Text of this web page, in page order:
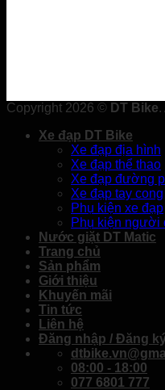
Copyright 2026 © DT Bike.
Xe đạp DT Bike
Xe đạp địa hình
Xe đạp thể thao
Xe đạp đường
Xe đạp tay cong
Phụ kiện xe đạp
Phụ kiện người
Nước giặt DT Matic
Trang chủ
Sản phẩm
Giới thiệu
Khuyến mãi
Tin tức
Liên hệ
Đăng nhập / Đăng
08:00 - 18:00
077 6801 777